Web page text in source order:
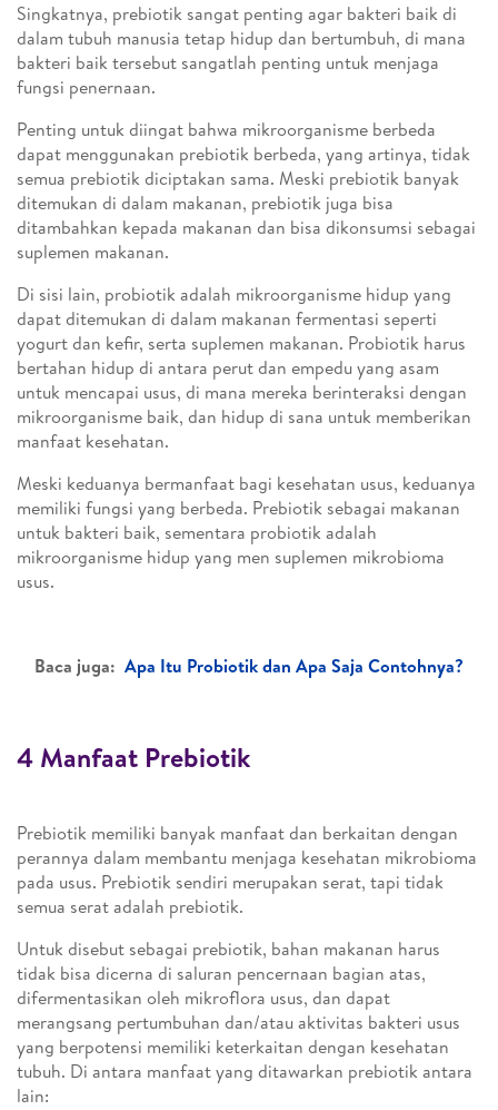
Singkatnya, prebiotik sangat penting agar bakteri baik di
dalam tubuh manusia tetap hidup dan bertumbuh, di mana
bakteri baik tersebut sangatlah penting untuk menjaga
fungsi penernaan.
Penting untuk diingat bahwa mikroorganisme berbeda
dapat menggunakan prebiotik berbeda, yang artinya, tidak
semua prebiotik diciptakan sama. Meski prebiotik banyak
ditemukan di dalam makanan, prebiotik juga bisa
ditambahkan kepada makanan dan bisa dikonsumsi sebagai
suplemen makanan.
Di sisi lain, probiotik adalah mikroorganisme hidup yang
dapat ditemukan di dalam makanan fermentasi seperti
yogurt dan kefir, serta suplemen makanan. Probiotik harus
bertahan hidup di antara perut dan empedu yang asam
untuk mencapai usus, di mana mereka berinteraksi dengan
mikroorganisme baik, dan hidup di sana untuk memberikan
manfaat kesehatan.
Meski keduanya bermanfaat bagi kesehatan usus, keduanya
memiliki fungsi yang berbeda. Prebiotik sebagai makanan
untuk bakteri baik, sementara probiotik adalah
mikroorganisme hidup yang men suplemen mikrobioma
usus.
Baca juga: Apa Itu Probiotik dan Apa Saja Contohnya?
4 Manfaat Prebiotik
Prebiotik memiliki banyak manfaat dan berkaitan dengan
perannya dalam membantu menjaga kesehatan mikrobioma
pada usus. Prebiotik sendiri merupakan serat, tapi tidak
semua serat adalah prebiotik.
Untuk disebut sebagai prebiotik, bahan makanan harus
tidak bisa dicerna di saluran pencernaan bagian atas,
difermentasikan oleh mikroflora usus, dan dapat
merangsang pertumbuhan dan/atau aktivitas bakteri usus
yang berpotensi memiliki keterkaitan dengan kesehatan
tubuh. Di antara manfaat yang ditawarkan prebiotik antara
lain: